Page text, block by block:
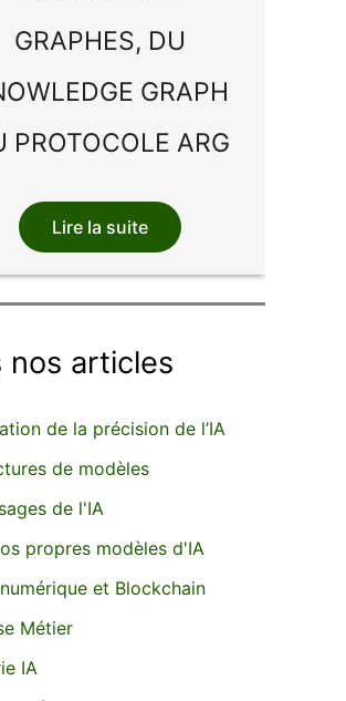
GRAPHES, DU
GRAPH
PROTOCOLE ARG
Lire la suite
nos articles
de la précision de l’IA
de modèles
de l'IA
propres modèles d'IA
et Blockchain
Métier
IA